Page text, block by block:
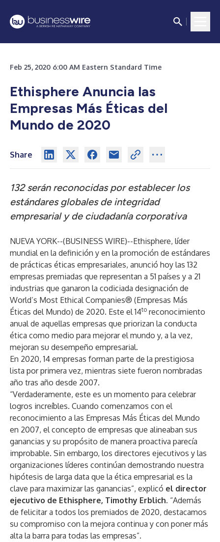
Feb 25, 2020 6:00 AM Eastern Standard Time
Ethisphere Anuncia las
Empresas Más Éticas del
Mundo de 2020
Share
132 serán reconocidas por establecer los
estándares globales de integridad
empresarial y de ciudadanía corporativa
NUEVA YORK--(BUSINESS WIRE)--Ethisphere, líder
mundial en la definición y en la promoción de estándares
de prácticas éticas empresariales, anunció hoy las 132
empresas premiadas que representan a 51 países y a 21
industrias que ganaron la codiciada designación de
World’s Most Ethical Companies® (Empresas Más
Éticas del Mundo) de 2020. Este el 14to reconocimiento
anual de aquellas empresas que priorizan la conducta
ética como medio para mejorar el mundo y, a la vez,
mejoran su desempeño empresarial.
En 2020, 14 empresas forman parte de la prestigiosa
lista por primera vez, mientras siete fueron nombradas
año tras año desde 2007.
“Verdaderamente, este es un momento para celebrar
logros increíbles. Cuando comenzamos con el
reconocimiento a las Empresas Más Éticas del Mundo
en 2007, el concepto de empresas que alineaban sus
ganancias y su propósito de manera proactiva parecía
improbable. Sin embargo, los directores ejecutivos y las
organizaciones líderes continúan demostrando nuestra
hipótesis de larga data que la ética empresarial es la
clave para maximizar las ganancias”, explicó el director
ejecutivo de Ethisphere, Timothy Erblich. “Además
de felicitar a todos los premiados de 2020, destacamos
su compromiso con la mejora continua y con poner más
alta la barra para todas las empresas”.